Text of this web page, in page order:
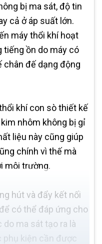
bị ma sát, độ tin
cả ở áp suất lớn.
máy thổi khí hoạt
tiếng ồn do máy có
chân đế dạng động
khí con sò thiết kế
nhôm không bị gỉ
liệu này cũng giúp
chính vì thế mà
môi trường.
hút và đẩy kết nối
có thể đáp ứng cho
do ma sát tạo ra là
phụ kiện cần được